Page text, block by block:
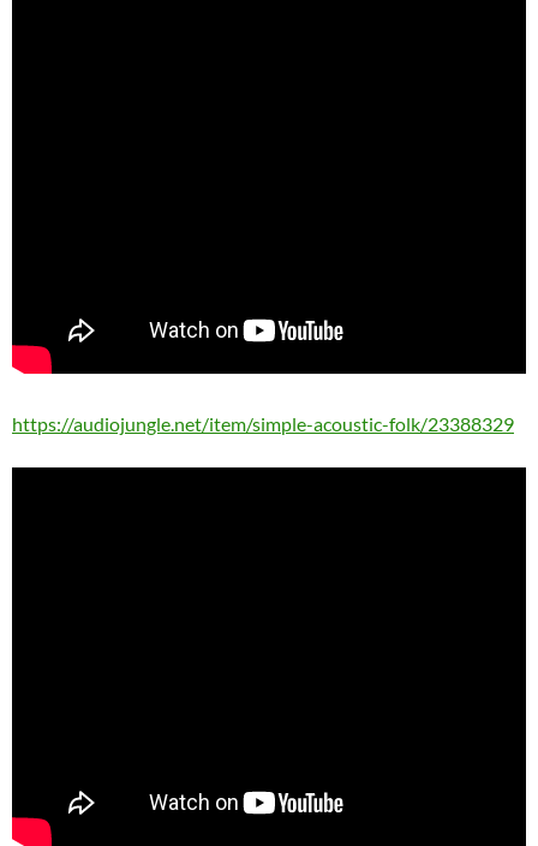
https://audiojungle.net/item/simple-acoustic-folk/23388329